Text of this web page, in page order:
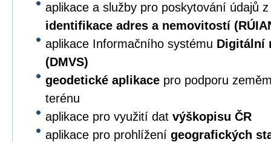
aplikace a služby pro poskytování údajů
identifikace adres a nemovitostí
aplikace Informačního systému Digitální
(DMVS)
geodetické aplikace pro podporu
terénu
aplikace pro využití dat výškopisu ČR
aplikace pro prohlížení geografických